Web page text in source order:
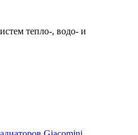
тепло-, водо- и